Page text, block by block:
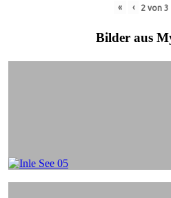
« ‹ 2von 3
Bilder aus